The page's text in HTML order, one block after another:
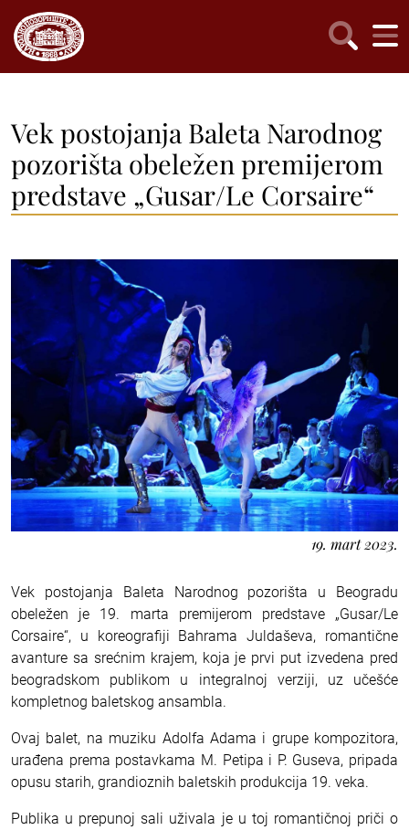
Vek postojanja Baleta Narodnog
pozorišta obeležen premijerom
predstave „Gusar/Le Corsaire“
19. mart 2023.
Vek postojanja Baleta Narodnog pozorišta u Beogradu
obeležen je 19. marta premijerom predstave „Gusar/Le
Corsaire“, u koreografiji Bahrama Juldaševa, romantične
avanture sa srećnim krajem, koja je prvi put izvedena pred
beogradskom publikom u integralnoj verziji, uz učešće
kompletnog baletskog ansambla.
Ovaj balet, na muziku Adolfa Adama i grupe kompozitora,
urađena prema postavkama M. Petipa i P. Guseva, pripada
opusu starih, grandioznih baletskih produkcija 19. veka.
Publika u prepunoj sali uživala je u toj romantičnoj priči o